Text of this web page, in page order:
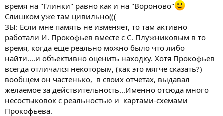
время на "Глинки" равно как и на "Вороново"
Слишком уже там цивильно(((
ЗЫ: Если мне память не изменяет, то там активно
работали И. Прокофьев вместе с С. Плужниковым в то
время, когда еще реально можно было что либо
найти....и объективно оценить находку. Хотя Прокофьев
всегда отличался некоторым, (как это мягче сказать?)
вообщем он частенько, в своих отчетах, выдавал
желаемое за действительность...Именно отсюда много
несостыковок с реальностью и картами-схемами
Прокофьева.